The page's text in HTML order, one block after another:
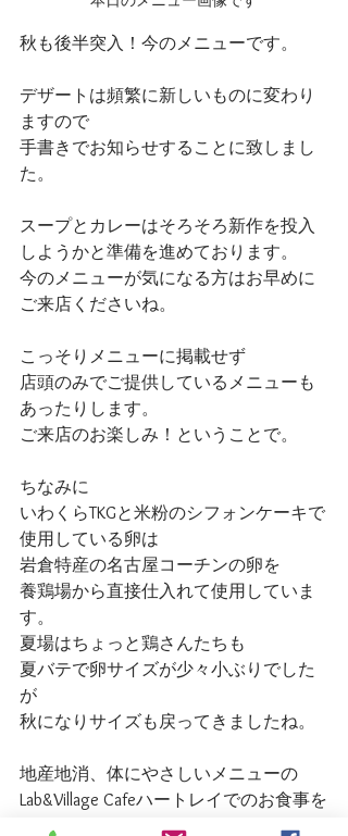
秋も後半突入！今のメニューです。
デザートは頻繁に新しいものに変わり
ますので
手書きでお知らせすることに致しまし
た。
スープとカレーはそろそろ新作を投入
しようかと準備を進めております。
今のメニューが気になる方はお早めに
ご来店くださいね。
こっそりメニューに掲載せず
店頭のみでご提供しているメニューも
あったりします。
ご来店のお楽しみ！ということで。
ちなみに
いわくらTKGと米粉のシフォンケーキで
使用している卵は
岩倉特産の名古屋コーチンの卵を
養鶏場から直接仕入れて使用していま
す。
夏場はちょっと鶏さんたちも
夏バテで卵サイズが少々小ぶりでした
が
秋になりサイズも戻ってきましたね。
地産地消、体にやさしいメニューの
Lab&Village Cafeハートレイでのお食事を
お楽しみください！